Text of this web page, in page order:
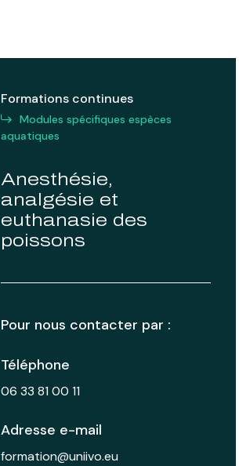
Formations continues
Modules spécifiques espèces
aquatiques
Anesthésie,
analgésie et
euthanasie des
poissons
Pour nous contacter par :
Téléphone
06 33 81 00 11
Adresse e-mail
formation@uniivo.eu